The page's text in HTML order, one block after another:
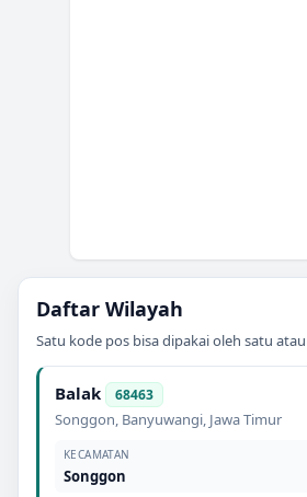
Daftar Wilayah
Satu kode pos bisa dipakai oleh satu
Balak 68463
Songgon, Banyuwangi, Jawa Timur
KECAMATAN
Songgon